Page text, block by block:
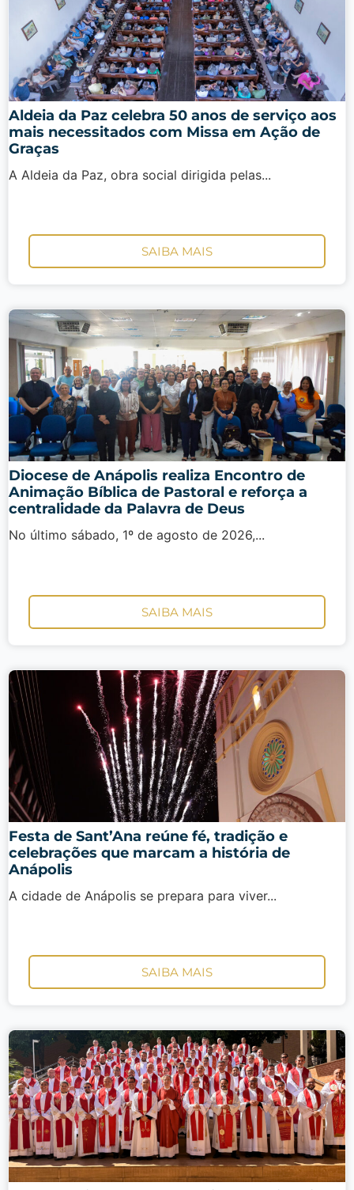
Aldeia da Paz celebra 50 anos de serviço aos
mais necessitados com Missa em Ação de
Graças
A Aldeia da Paz, obra social dirigida pelas...
SAIBA MAIS
Diocese de Anápolis realiza Encontro de
Animação Bíblica de Pastoral e reforça a
centralidade da Palavra de Deus
No último sábado, 1º de agosto de 2026,...
SAIBA MAIS
Festa de Sant’Ana reúne fé, tradição e
celebrações que marcam a história de
Anápolis
A cidade de Anápolis se prepara para viver...
SAIBA MAIS